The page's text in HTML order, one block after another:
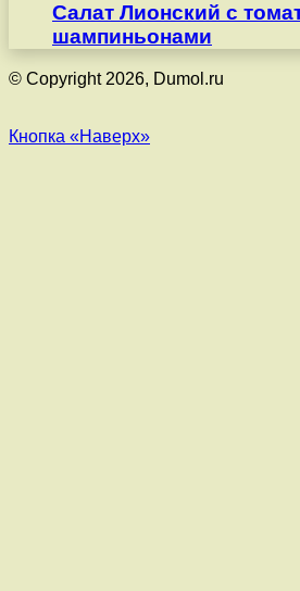
Салат Лионский с
шампиньонами
© Copyright 2026, Dumol.ru
Кнопка «Наверх»